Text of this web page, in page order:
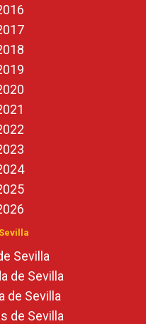
Sevilla
de Sevilla
de Sevilla
de Sevilla